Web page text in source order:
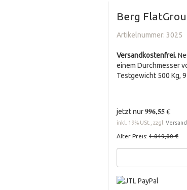
Berg
Artikelnummer: 3025
Versandkostenfrei.
einem Durchmesser
Testgewicht 500 Kg,
jetzt nur996,55 €
inkl. 19% USt., zzgl. Versand
Alter Preis: 1.049,00 €